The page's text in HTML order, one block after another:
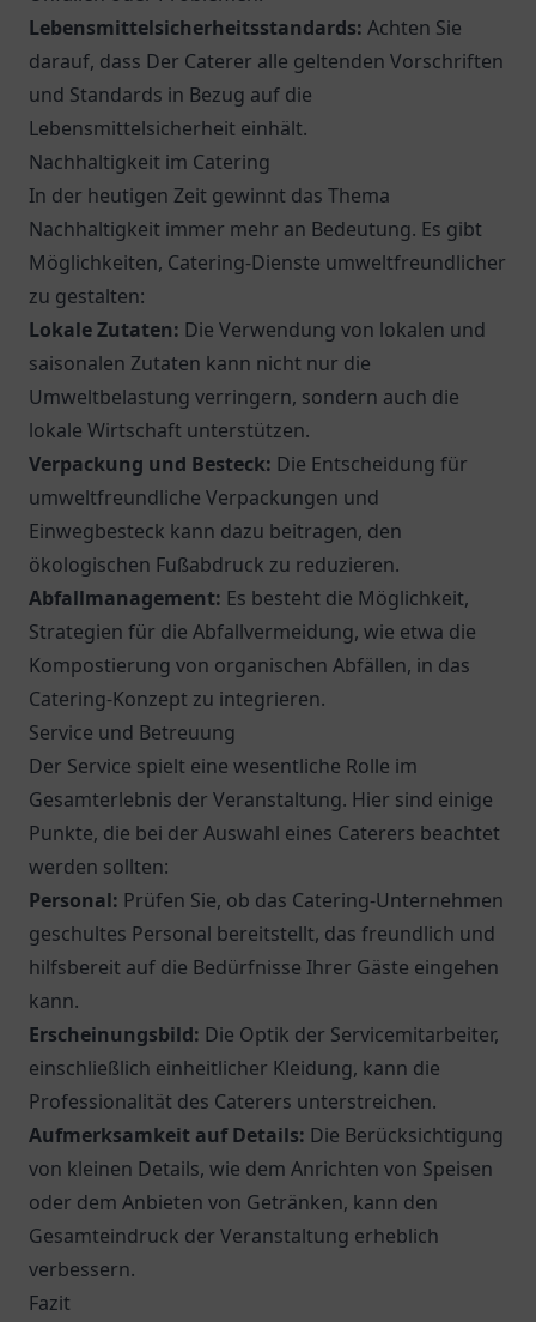
Lebensmittelsicherheitsstandards: Achten Sie
darauf, dass Der Caterer alle geltenden Vorschriften
und Standards in Bezug auf die
Lebensmittelsicherheit einhält.
Nachhaltigkeit im Catering
In der heutigen Zeit gewinnt das Thema
Nachhaltigkeit immer mehr an Bedeutung. Es gibt
Möglichkeiten, Catering-Dienste umweltfreundlicher
zu gestalten:
Lokale Zutaten: Die Verwendung von lokalen und
saisonalen Zutaten kann nicht nur die
Umweltbelastung verringern, sondern auch die
lokale Wirtschaft unterstützen.
Verpackung und Besteck: Die Entscheidung für
umweltfreundliche Verpackungen und
Einwegbesteck kann dazu beitragen, den
ökologischen Fußabdruck zu reduzieren.
Abfallmanagement: Es besteht die Möglichkeit,
Strategien für die Abfallvermeidung, wie etwa die
Kompostierung von organischen Abfällen, in das
Catering-Konzept zu integrieren.
Service und Betreuung
Der Service spielt eine wesentliche Rolle im
Gesamterlebnis der Veranstaltung. Hier sind einige
Punkte, die bei der Auswahl eines Caterers beachtet
werden sollten:
Personal: Prüfen Sie, ob das Catering-Unternehmen
geschultes Personal bereitstellt, das freundlich und
hilfsbereit auf die Bedürfnisse Ihrer Gäste eingehen
kann.
Erscheinungsbild: Die Optik der Servicemitarbeiter,
einschließlich einheitlicher Kleidung, kann die
Professionalität des Caterers unterstreichen.
Aufmerksamkeit auf Details: Die Berücksichtigung
von kleinen Details, wie dem Anrichten von Speisen
oder dem Anbieten von Getränken, kann den
Gesamteindruck der Veranstaltung erheblich
verbessern.
Fazit